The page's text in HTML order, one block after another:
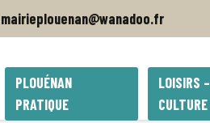
mairieplouenan@wanadoo.fr
PLOUÉNAN
PRATIQUE
LOISIRS –
CULTURE